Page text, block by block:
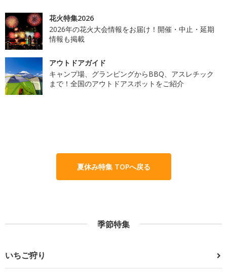
花火特集2026
2026年の花火大会情報をお届け！開催・中止・延期
情報も掲載
アウトドアガイド
キャンプ場、グランピングからBBQ、アスレチック
まで！全国のアウトドアスポットをご紹介
夏休み特集 TOPへ戻る
季節特集
いちご狩り